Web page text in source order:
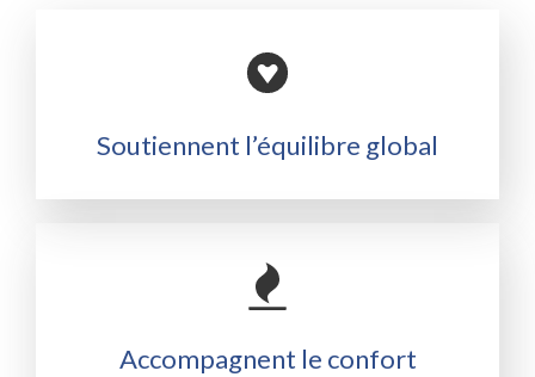
Soutiennent l’équilibre global
Accompagnent le confort